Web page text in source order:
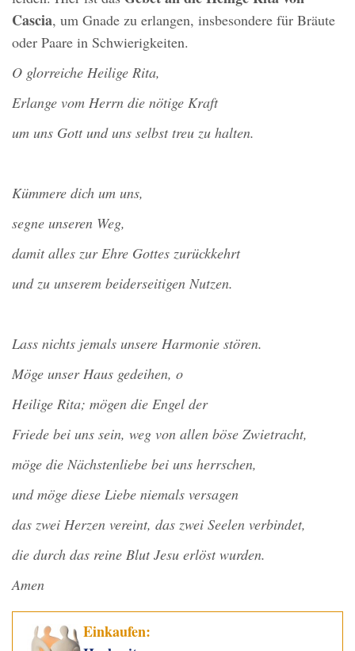
Cascia, um Gnade zu erlangen, insbesondere für Bräute
oder Paare in Schwierigkeiten.
O glorreiche Heilige Rita,
Erlange vom Herrn die nötige Kraft
um uns Gott und uns selbst treu zu halten.
Kümmere dich um uns,
segne unseren Weg,
damit alles zur Ehre Gottes zurückkehrt
und zu unserem beiderseitigen Nutzen.
Lass nichts jemals unsere Harmonie stören.
Möge unser Haus gedeihen, o
Heilige Rita; mögen die Engel der
Friede bei uns sein, weg von allen böse Zwietracht,
möge die Nächstenliebe bei uns herrschen,
und möge diese Liebe niemals versagen
das zwei Herzen vereint, das zwei Seelen verbindet,
die durch das reine Blut Jesu erlöst wurden.
Amen
Einkaufen: